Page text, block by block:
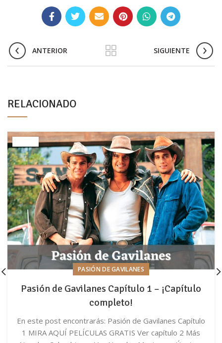
ANTERIOR SIGUIENTE
RELACIONADO
PASIÓN DE GAVILANES
Pasión de Gavilanes Capítulo 1 – ¡Capítulo
completo!
En este post encontrarás: Pasión de Gavilanes Capítulo
1 MIRA AQUÍ PELÍCULAS GRATIS Ver capítulo 2 Más